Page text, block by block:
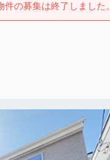
件の募集は終了しました。